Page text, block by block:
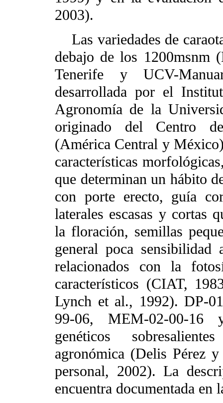
2003).
Las variedades de
debajo de los 1200msnm
Tenerife y UCV-
desarrollada por el
Agronomía de la
originado del Centro de
(América Central y
características
que determinan un hábito
con porte erecto, guía
laterales escasas y cortas
la floración, semillas
general poca
relacionados con la
característicos (CIAT,
Lynch et al., 1992). DP-
99-06, MEM-02-00-16
genéticos
agronómica (Delis Pérez
personal, 2002). La
encuentra documentada